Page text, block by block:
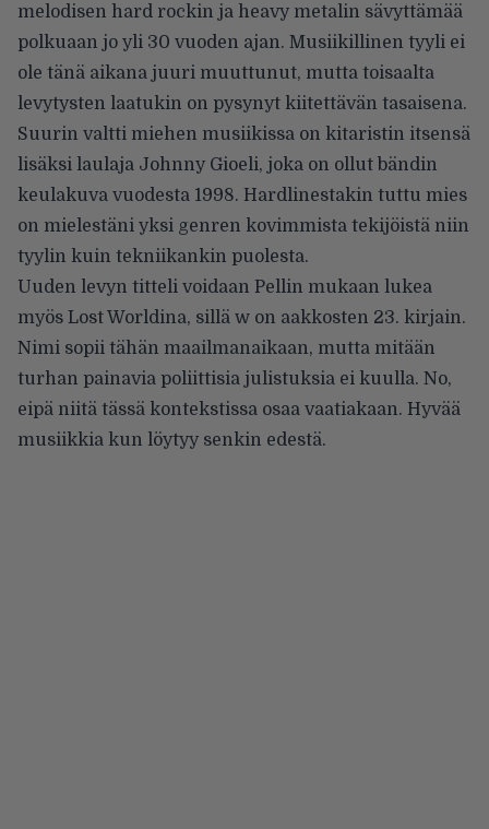
melodisen hard rockin ja heavy metalin sävyttämää
polkuaan jo yli 30 vuoden ajan. Musiikillinen tyyli ei
ole tänä aikana juuri muuttunut, mutta toisaalta
levytysten laatukin on pysynyt kiitettävän tasaisena.
Suurin valtti miehen musiikissa on kitaristin itsensä
lisäksi laulaja Johnny Gioeli, joka on ollut bändin
keulakuva vuodesta 1998. Hardlinestakin tuttu mies
on mielestäni yksi genren kovimmista tekijöistä niin
tyylin kuin tekniikankin puolesta.
Uuden levyn titteli voidaan Pellin mukaan lukea
myös Lost Worldina, sillä w on aakkosten 23. kirjain.
Nimi sopii tähän maailmanaikaan, mutta mitään
turhan painavia poliittisia julistuksia ei kuulla. No,
eipä niitä tässä kontekstissa osaa vaatiakaan. Hyvää
musiikkia kun löytyy senkin edestä.